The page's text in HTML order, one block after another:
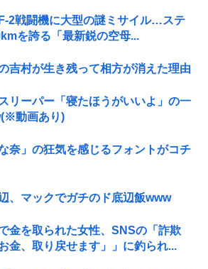
2戦闘機に大型の謎ミサイル…ステ
を誇る「最新鋭の空母...
吉村が生き残って相方が消えた理由
リーパー「寝たほうがいいよ」の一
動画あり)
奈」の狂気を感じるフォントがコチ
、マックでガチのド底辺飯www
金を取られた女性、SNSの「詐欺
金、取り戻せます」」に釣られ...